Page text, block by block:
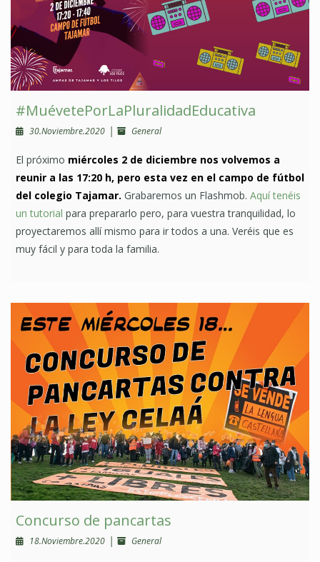
#MuévetePorLaPluralidadEducativa
30.Noviembre.2020 | General
El próximo miércoles 2 de diciembre nos volvemos a
reunir a las 17:20 h, pero esta vez en el campo de fútbol
del colegio Tajamar. Grabaremos un Flashmob. Aquí tenéis
un tutorial para prepararlo pero, para vuestra tranquilidad, lo
proyectaremos allí mismo para ir todos a una. Veréis que es
muy fácil y para toda la familia.
Concurso de pancartas
18.Noviembre.2020 | General